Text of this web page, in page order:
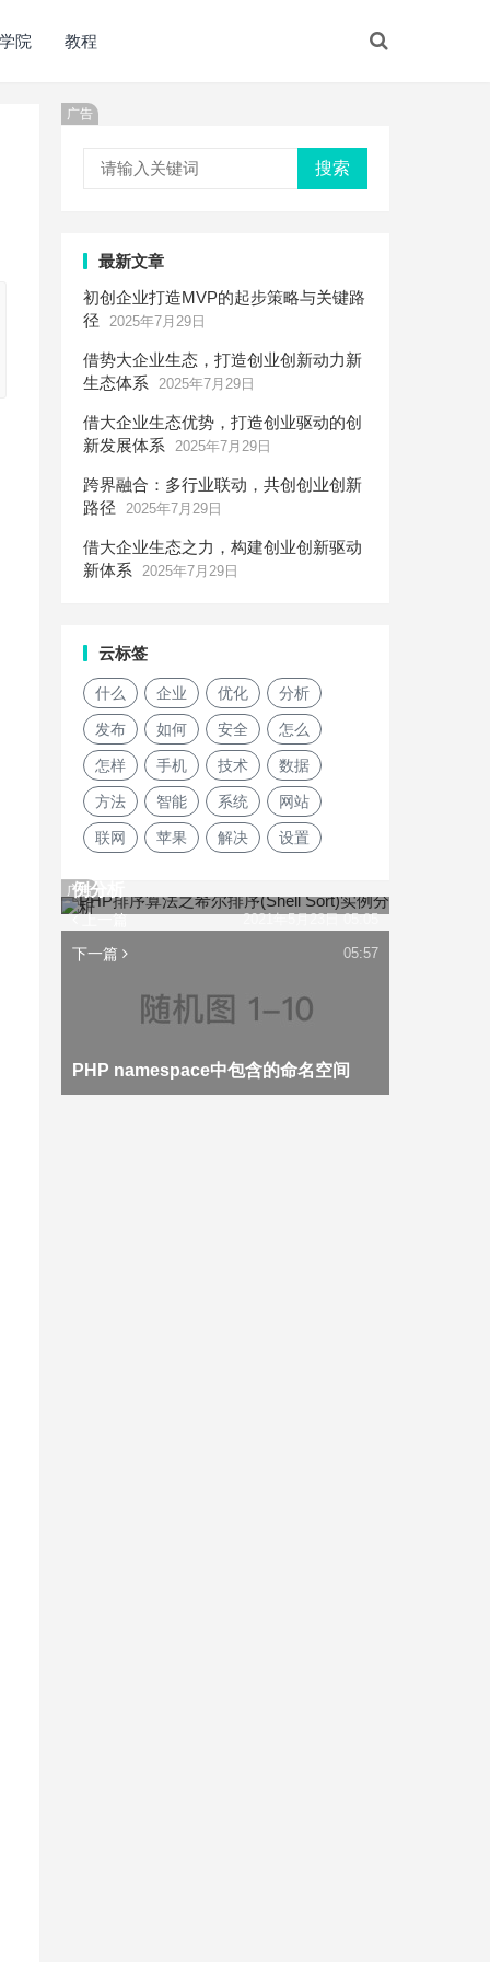
院 教程
广告
搜索
最新文章
初创企业打造MVP的起步策略与关键路
径
2025年7月29日
借势大企业生态，打造创业创新动力新
生态体系
2025年7月29日
借大企业生态优势，打造创业驱动的创
新发展体系
2025年7月29日
跨界融合：多行业联动，共创创业创新
路径
2025年7月29日
借大企业生态之力，构建创业创新驱动
新体系
2025年7月29日
云标签
什么 企业 优化 分析
发布 如何 安全 怎么
怎样 手机 技术 数据
方法 智能 系统 网站
联网 苹果 解决 设置
广告
上一篇
例分析
2021年5月23日 05:05
下一篇
PHP namespace中包含的命名空间
05:57